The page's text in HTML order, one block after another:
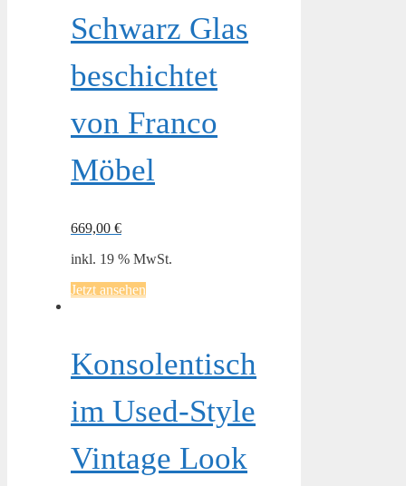
Schwarz Glas
beschichtet
von Franco
Möbel
669,00 €
inkl. 19 % MwSt.
Jetzt ansehen
Konsolentisch
im Used-Style
Vintage Look